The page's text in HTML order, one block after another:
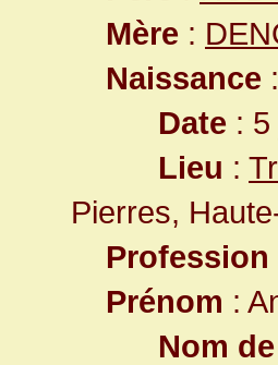
Mère :
Naissance :
Date :
Lieu :
Pierres,
Profession
Prénom :
Nom